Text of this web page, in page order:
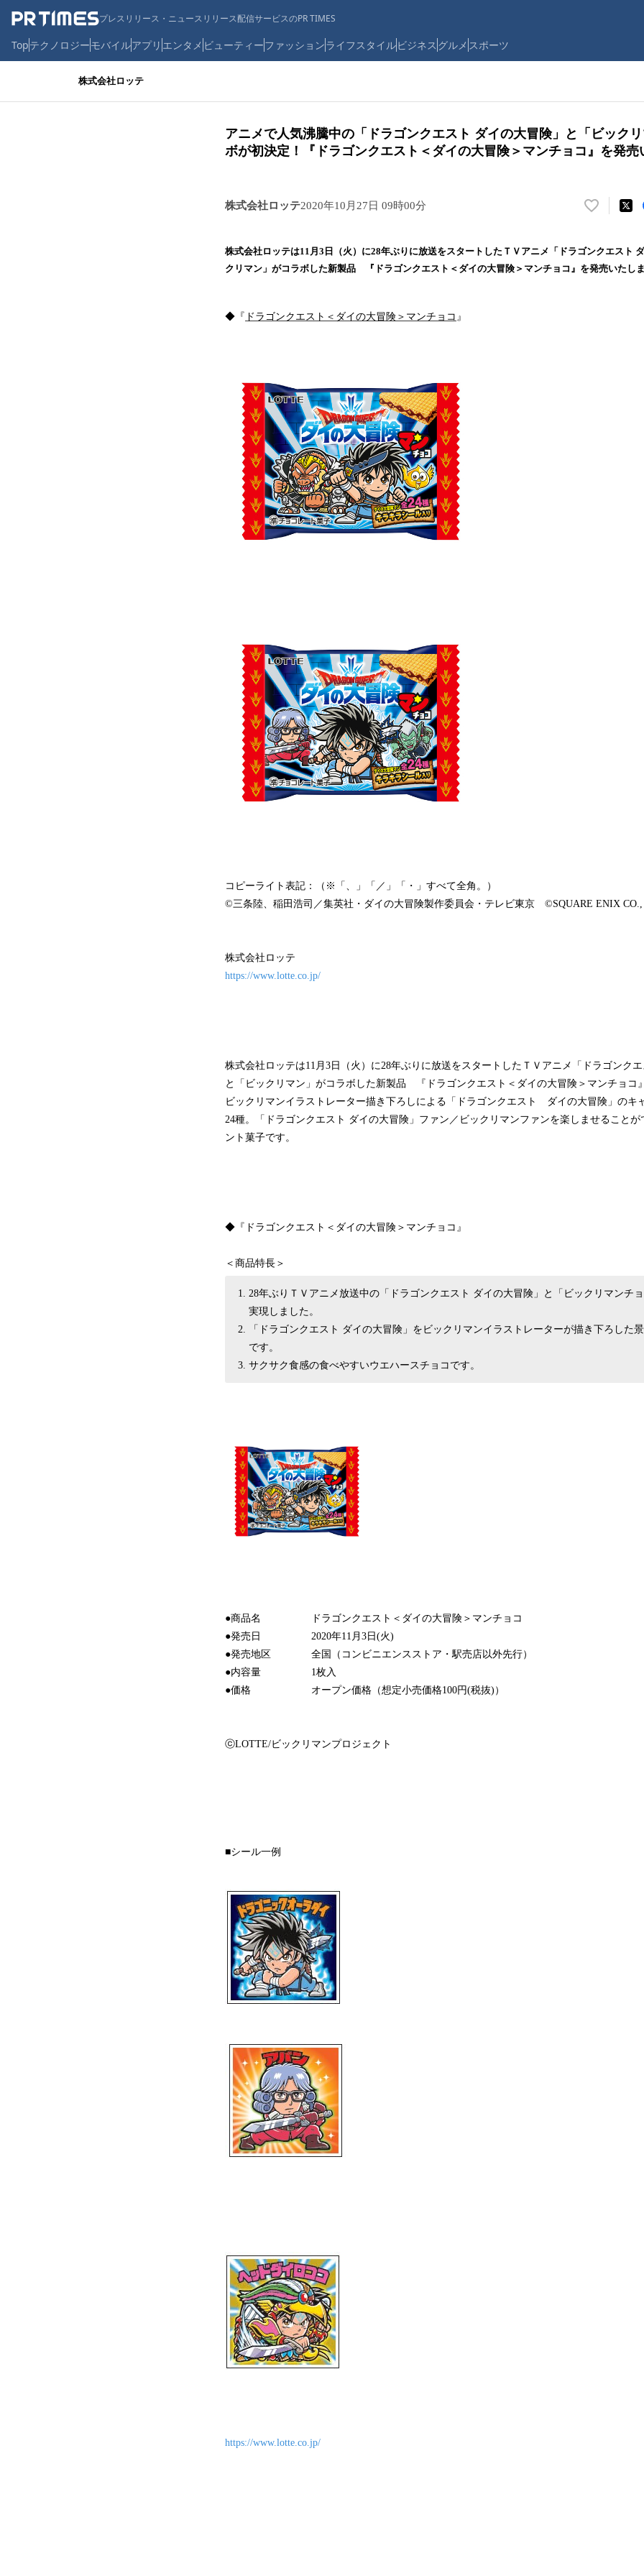
プレスリリース・ニュースリリース配信サービスのPR TIMES
Topテクノロジーモバイルアプリ エンタメ ビューティーファッションライフスタイルビジネス グルメ スポーツ
株式会社ロッテ
アニメで人気沸騰中の「ドラゴンクエスト ダイの大冒険」と「ビック
ボが初決定！『ドラゴンクエスト＜ダイの大冒険＞マンチョコ』を発売
株式会社ロッテ2020年10月27日 09時00分
い
！
数
株式会社ロッテは11月3日（火）に28年ぶりに放送をスタートしたＴＶアニメ「ドラゴンクエスト
クリマン」がコラボした新製品 『ドラゴンクエスト＜ダイの大冒険＞マンチョコ』を発売いたし
◆『 ドラゴンクエスト＜ダイの大冒険＞マンチョコ 』
コピーライト表記：（※「、」「／」「・」すべて全角。）
©三条陸、稲田浩司／集英社・ダイの大冒険製作委員会・テレビ東京 ©SQUARE ENIX
株式会社ロッテ
https://www.lotte.co.jp/
株式会社ロッテは11月3日（火）に28年ぶりに放送をスタートしたＴＶアニメ「ドラゴンク
と「ビックリマン」がコラボした新製品 『ドラゴンクエスト＜ダイの大冒険＞マンチョコ
ビックリマンイラストレーター描き下ろしによる「ドラゴンクエスト ダイの大冒険」のキ
24種。「ドラゴンクエスト ダイの大冒険」ファン／ビックリマンファンを楽しませること
ント菓子です。
◆『ドラゴンクエスト＜ダイの大冒険＞マンチョコ』
＜商品特長＞
28年ぶりＴＶアニメ放送中の「ドラゴンクエスト ダイの大冒険」と「ビックリマンチ
実現しました。
「ドラゴンクエスト ダイの大冒険」をビックリマンイラストレーターが描き下ろした
です。
サクサク食感の食べやすいウエハースチョコです。
●商品名 ドラゴンクエスト＜ダイの大冒険＞マンチョコ
●発売日 2020年11月3日(火)
●発売地区 全国（コンビニエンスストア・駅売店以外先行）
●内容量 1枚入
●価格 オープン価格（想定小売価格100円(税抜)）
ⓒLOTTE/ビックリマンプロジェクト
■シール一例
https://www.lotte.co.jp/